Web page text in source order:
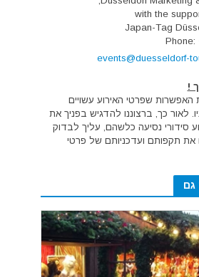
with the
Japan-Tag
Phone:
events@duesseldorf-
!
שפרטי האירוע עשויים
לאור כך, ברצוננו להדגיש בפניך את
סידורי נסיעה כלשהם, עליך לבדוק
את תקפותם ועדכניותם של פרטי
גם